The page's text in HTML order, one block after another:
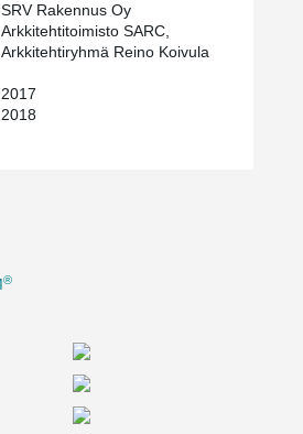
SRV Rakennus Oy
Arkkitehtitoimisto SARC,
Arkkitehtiryhmä Reino Koivula
2017
2018
®